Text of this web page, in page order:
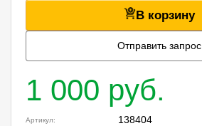
В корзину
Отправить запрос
1 000 руб.
Артикул: 138404